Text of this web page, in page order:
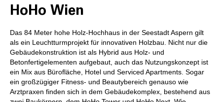
HoHo Wien
Das 84 Meter hohe Holz-Hochhaus in der Seestadt Aspern gilt
als ein Leuchtturmprojekt für innovativen Holzbau. Nicht nur die
Gebäudekonstruktion ist als Hybrid aus Holz- und
Betonfertigelementen aufgebaut, auch das Nutzungskonzept ist
ein Mix aus Bürofläche, Hotel und Serviced Apartments. Sogar
ein großzügiger Fitness- und Beautybereich genauso wie
Arztpraxen finden sich in dem Gebäudekomplex, bestehend aus